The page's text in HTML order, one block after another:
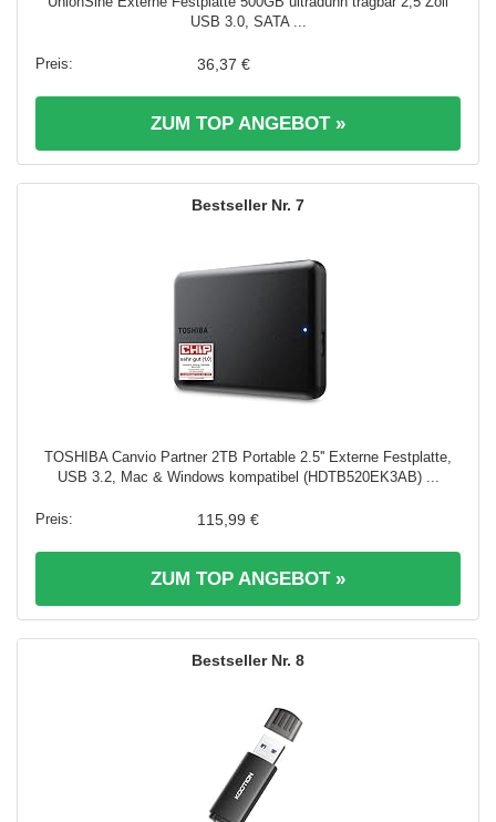
USB 3.0, SATA ...
36,37 €
ZUM TOP ANGEBOT »
7
TOSHIBA Canvio Partner 2TB Portable 2.5'' Externe Festplatte,
USB 3.2, Mac & Windows kompatibel (HDTB520EK3AB) ...
115,99 €
ZUM TOP ANGEBOT »
8